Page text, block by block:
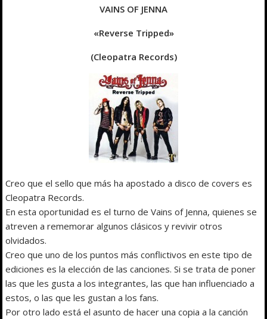
VAINS OF JENNA
«Reverse Tripped»
(Cleopatra Records)
Creo que el sello que más ha apostado a disco de covers es
Cleopatra Records.
En esta oportunidad es el turno de Vains of Jenna, quienes se
atreven a rememorar algunos clásicos y revivir otros
olvidados.
Creo que uno de los puntos más conflictivos en este tipo de
ediciones es la elección de las canciones. Si se trata de poner
las que les gusta a los integrantes, las que han influenciado a
estos, o las que les gustan a los fans.
Por otro lado está el asunto de hacer una copia a la canción